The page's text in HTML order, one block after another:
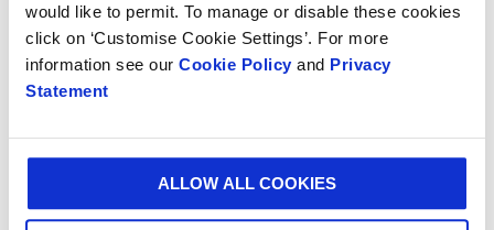
would like to permit. To manage or disable these cookies
click on ‘Customise Cookie Settings’. For more
information see our Cookie Policy and Privacy
Statement
ALLOW ALL COOKIES
Ken Bowles, director financiero de Smurfit Kappa,
explica al respecto que, “dado que nos adentramos en
tiempos marcados por la incertidumbre económica,
recuperarse y están centrando toda su atención en la
reconstrucción, a medida que se relajan las
restricciones sanitarias públicas. Teniendo en cuenta
lo aprendido en las recesiones anteriores, los